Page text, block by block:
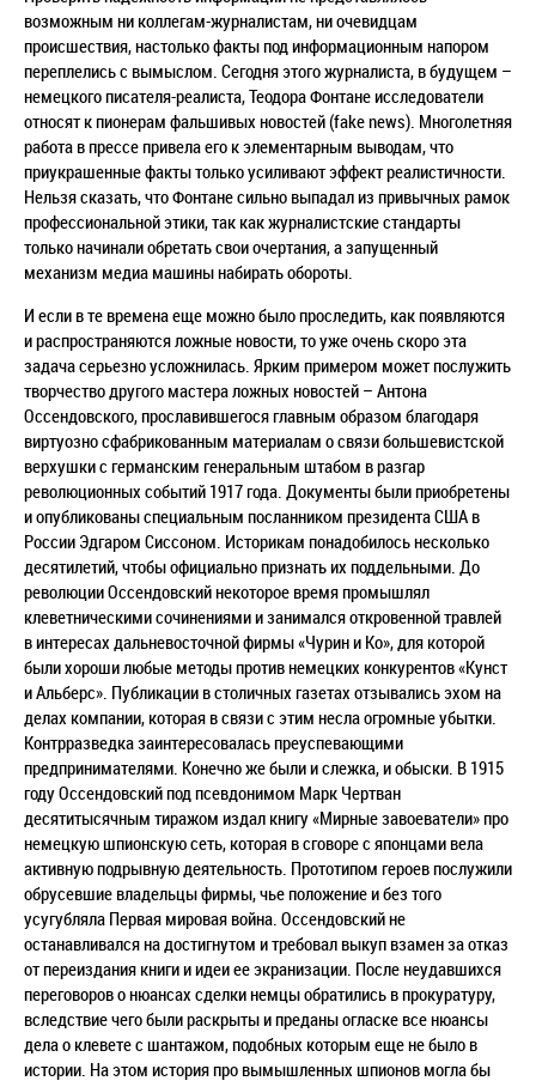
возможным ни коллегам-журналистам, ни очевидцам
происшествия, настолько факты под информационным напором
переплелись с вымыслом. Сегодня этого журналиста, в будущем –
немецкого писателя-реалиста, Теодора Фонтане исследователи
относят к пионерам фальшивых новостей (fake news). Многолетняя
работа в прессе привела его к элементарным выводам, что
приукрашенные факты только усиливают эффект реалистичности.
Нельзя сказать, что Фонтане сильно выпадал из привычных рамок
профессиональной этики, так как журналистские стандарты
только начинали обретать свои очертания, а запущенный
механизм медиа машины набирать обороты.
И если в те времена еще можно было проследить, как появляются
и распространяются ложные новости, то уже очень скоро эта
задача серьезно усложнилась. Ярким примером может послужить
творчество другого мастера ложных новостей – Антона
Оссендовского, прославившегося главным образом благодаря
виртуозно сфабрикованным материалам о связи большевистской
верхушки с германским генеральным штабом в разгар
революционных событий 1917 года. Документы были приобретены
и опубликованы специальным посланником президента США в
России Эдгаром Сиссоном. Историкам понадобилось несколько
десятилетий, чтобы официально признать их поддельными. До
революции Оссендовский некоторое время промышлял
клеветническими сочинениями и занимался откровенной травлей
в интересах дальневосточной фирмы «Чурин и Ко», для которой
были хороши любые методы против немецких конкурентов «Кунст
и Альберс». Публикации в столичных газетах отзывались эхом на
делах компании, которая в связи с этим несла огромные убытки.
Контрразведка заинтересовалась преуспевающими
предпринимателями. Конечно же были и слежка, и обыски. В 1915
году Оссендовский под псевдонимом Марк Чертван
десятитысячным тиражом издал книгу «Мирные завоеватели» про
немецкую шпионскую сеть, которая в сговоре с японцами вела
активную подрывную деятельность. Прототипом героев послужили
обрусевшие владельцы фирмы, чье положение и без того
усугубляла Первая мировая война. Оссендовский не
останавливался на достигнутом и требовал выкуп взамен за отказ
от переиздания книги и идеи ее экранизации. После неудавшихся
переговоров о нюансах сделки немцы обратились в прокуратуру,
вследствие чего были раскрыты и преданы огласке все нюансы
дела о клевете с шантажом, подобных которым еще не было в
истории. На этом история про вымышленных шпионов могла бы